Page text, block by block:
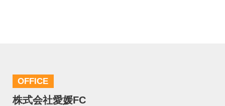
OFFICE
株式会社愛媛FC